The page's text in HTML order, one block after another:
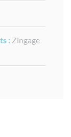
: Zingage